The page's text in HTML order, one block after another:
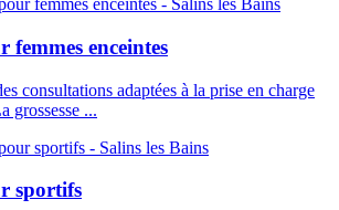
femmes enceintes
consultations adaptées à la prise en charge
grossesse ...
sportifs